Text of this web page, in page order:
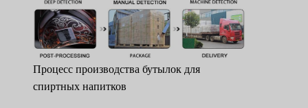
Процесс производства бутылок для
спиртных напитков